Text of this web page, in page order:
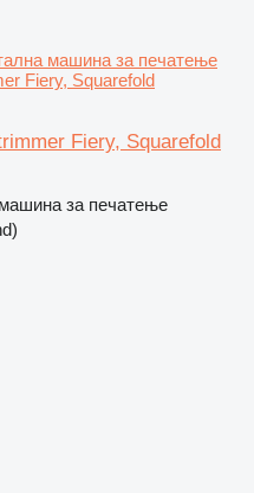
машина за печатење
Fiery, Squarefold
Fiery, Squarefold
за печатење